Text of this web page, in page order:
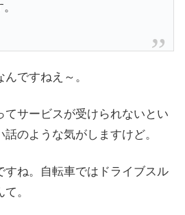
ですねえ～。
てサービスが受けられないとい
のような気がしますけど。
すね。自転車ではドライブスル
。